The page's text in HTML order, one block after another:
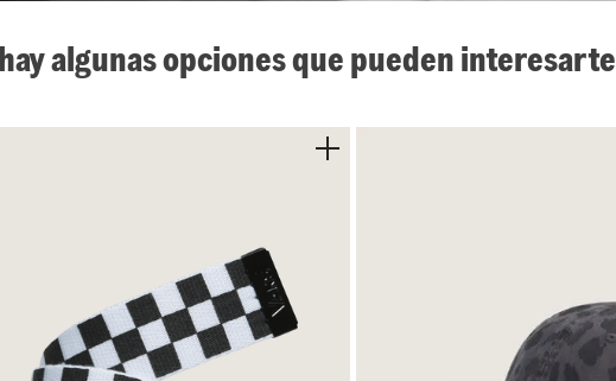
algunas opciones que pueden interesarte